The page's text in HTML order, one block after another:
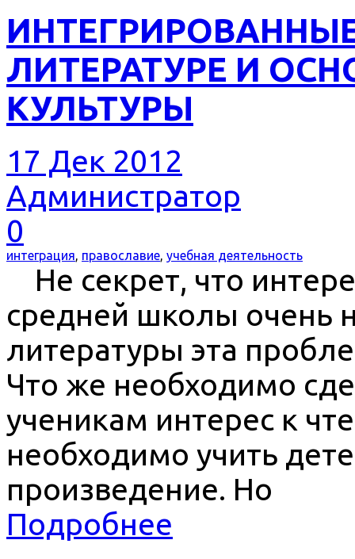
ЛИТЕРАТУРЕ И
КУЛЬТУРЫ
17 Дек 2012
Администратор
0
интеграция, православие, учебная деятельность
Не секрет, что
средней школы очень
литературы эта
Что же необходимо
ученикам интерес к
необходимо учить
произведение. Но
Подробнее